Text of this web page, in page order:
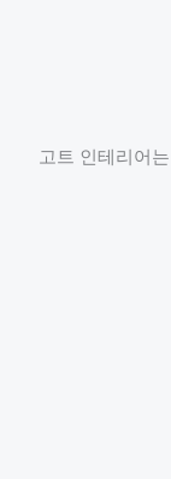
고트 인테리어